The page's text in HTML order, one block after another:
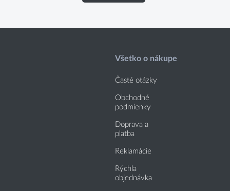
Všetko o nákupe
Časté otázky
Obchodné
podmienky
Doprava a
platba
Reklamácie
Rýchla
objednávka